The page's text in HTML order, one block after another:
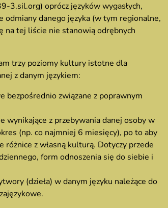
3.sil.org) oprócz języków wygasłych,
odmiany danego języka (w tym regionalne,
na tej liście nie stanowią odrębnych
trzy poziomy kultury istotne dla
z danym językiem:
związane z poprawnym
wynikające z przebywania danej osoby w
(np. co najmniej 6 miesięcy), po to aby
z własną kulturą. Dotyczy przede
form odnoszenia się do siebie i
(dzieła) w danym języku należące do